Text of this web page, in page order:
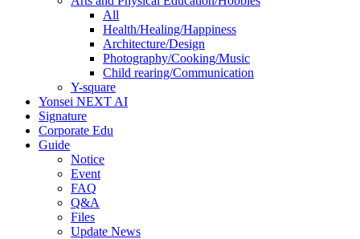
All
Health/Healing/Happiness
Architecture/Design
Photography/Cooking/Music
Child rearing/Communication
Y-square
Yonsei NEXT AI
Signature
Corporate Edu
Guide
Notice
Event
FAQ
Q&A
Files
Update News